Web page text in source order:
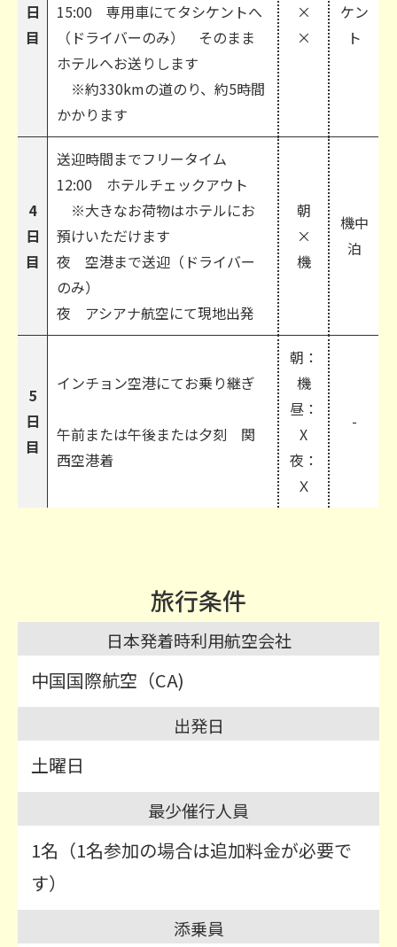
日
目
15:00 専用車にてタシケントへ
（ドライバーのみ） そのまま
ホテルへお送りします
※約330kmの道のり、約5時間
かかります
×
×
ケン
ト
4
日
目
送迎時間までフリータイム
12:00 ホテルチェックアウト
※大きなお荷物はホテルにお
預けいただけます
夜 空港まで送迎（ドライバー
のみ）
夜 アシアナ航空にて現地出発
朝
×
機
機中
泊
5
日
目
インチョン空港にてお乗り継ぎ
午前または午後または夕刻 関
西空港着
朝：
機
昼：
X
夜：
Ｘ
-
旅行条件
日本発着時利用航空会社
中国国際航空（CA)
出発日
土曜日
最少催行人員
1名（1名参加の場合は追加料金が必要で
す）
添乗員